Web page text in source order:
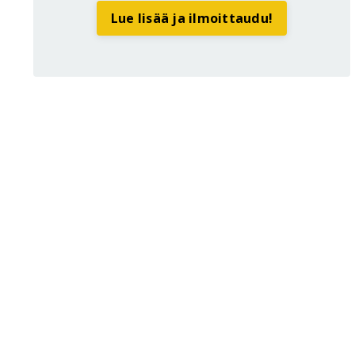
Lue lisää ja ilmoittaudu!